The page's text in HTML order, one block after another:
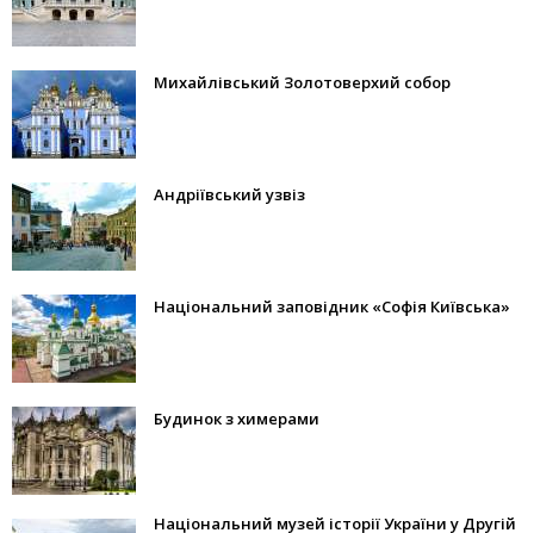
Михайлівський Золотоверхий собор
Андріївський узвіз
Національний заповідник «Софія Київська»
Будинок з химерами
Національний музей історії України у Другій